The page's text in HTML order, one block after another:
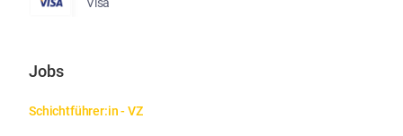
Jobs
Schichtführer:in - VZ